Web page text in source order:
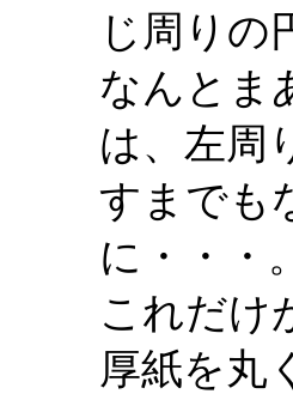
じ周りの
なんとま
は、左周
すまでも
に・・・
これだけ
厚紙を丸